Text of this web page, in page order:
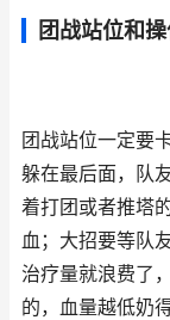
团战站位和
团战站位一定要
躲在最后面，队
着打团或者推塔
血；大招要等队
治疗量就浪费了
的，血量越低奶